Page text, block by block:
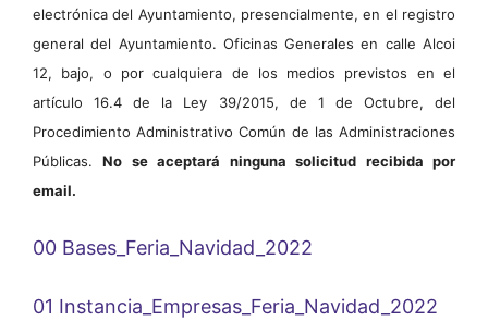
electrónica del Ayuntamiento, presencialmente, en el registro
general del Ayuntamiento. Oficinas Generales en calle Alcoi
12, bajo, o por cualquiera de los medios previstos en el
artículo 16.4 de la Ley 39/2015, de 1 de Octubre, del
Procedimiento Administrativo Común de las Administraciones
Públicas.No se aceptará ninguna solicitud recibida por
email.
00 Bases_Feria_Navidad_2022
01 Instancia_Empresas_Feria_Navidad_2022